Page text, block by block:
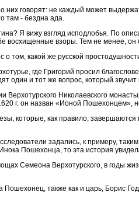
них говорят: не каждый может
там - бездна ада.
Я вижу взгляд исподлобья. По
восхищенные взоры. Тем не менее,
о том, какой же русской
где Григорий просил
один и тот же вопрос, который
Верхотурского Николаевского
г. он назван «Ионой Пошехонцем»,
которые, как правило,
задались, к примеру,
Пошехонца, то эта история
Семеона Верхотурского, в годы
также как и царь, Борис